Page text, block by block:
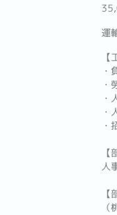
運
【
・
・
・
・
・
【
人
【